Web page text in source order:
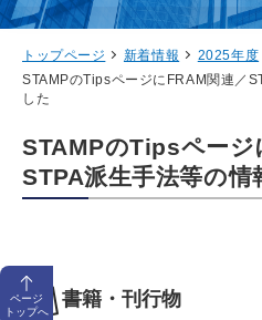
トップページ 新着情報
2025年度
STAMPのTipsページにFRAM関連／
した
STAMPのTipsページ
STPA派生手法等の情
ページ
トップへ
書籍・刊行物